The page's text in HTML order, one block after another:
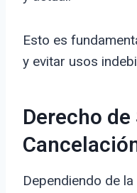
Esto es
y evitar usos
Derecho
Dependiendo de